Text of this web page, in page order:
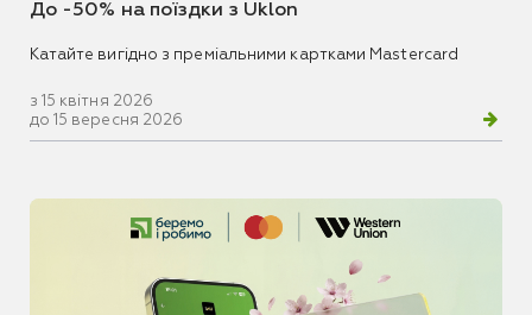
До -50% на поїздки з Uklon
Катайте вигідно з преміальними картками Mastercard
з 15 квітня 2026
до 15 вересня 2026